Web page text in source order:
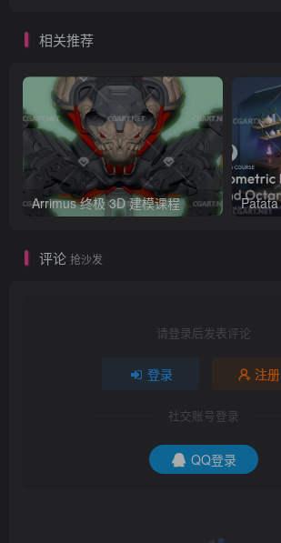
相关推荐
Arrimus 终极 3D 建模课程
评论 抢沙发
请登录后发表评论
登录 注册
社交账号登录
QQ登录